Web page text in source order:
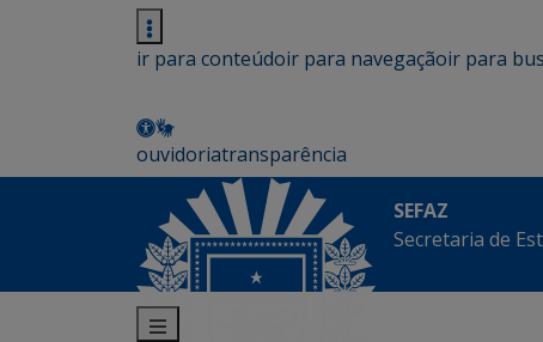
ir para conteúdoir para navegaçãoir para
ouvidoriatransparência
SEFAZ
Secretaria de